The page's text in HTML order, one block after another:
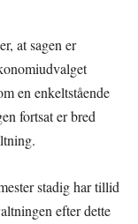
at sagen er
en enkeltstående
fortsat er bred
stadig har tillid
efter dette